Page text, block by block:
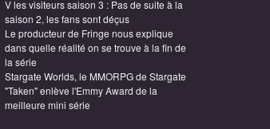
V les visiteurs saison 3 : Pas de suite à la
saison 2, les fans sont déçus
Le producteur de Fringe nous explique
dans quelle réalité on se trouve à la fin de
la série
Stargate Worlds, le MMORPG de Stargate
"Taken" enlève l'Emmy Award de la
meilleure mini série